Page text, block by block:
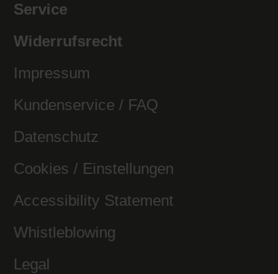
Service
Widerrufsrecht
Impressum
Kundenservice / FAQ
Datenschutz
Cookies / Einstellungen
Accessibility Statement
Whistleblowing
Legal